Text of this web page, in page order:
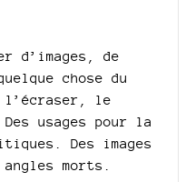
d’images, de
chose du
l’écraser, le
usages pour la
Des images
morts.